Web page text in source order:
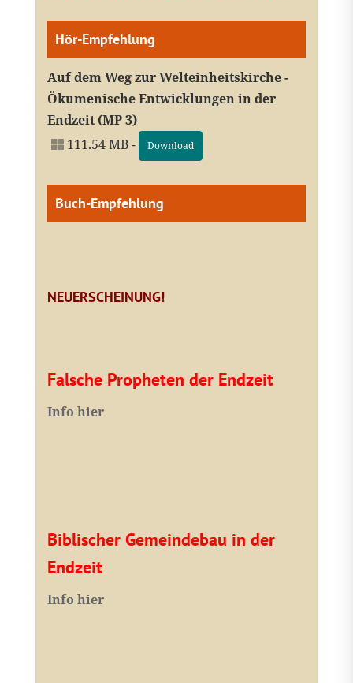
Hör-Empfehlung
Auf dem Weg zur Welteinheitskirche -
Ökumenische Entwicklungen in der
Endzeit (MP 3)
111.54 MB -
Download
Buch-Empfehlung
NEUERSCHEINUNG!
Falsche Propheten der Endzeit
Info hier
Biblischer Gemeindebau in der
Endzeit
Info hier